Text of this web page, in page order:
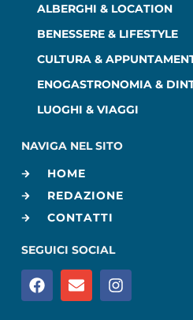
ALBERGHI & LOCATION
BENESSERE & LIFESTYLE
CULTURA &
ENOGASTRONOMIA &
LUOGHI & VIAGGI
NAVIGA NEL SITO
HOME
REDAZIONE
CONTATTI
SEGUICI SOCIAL